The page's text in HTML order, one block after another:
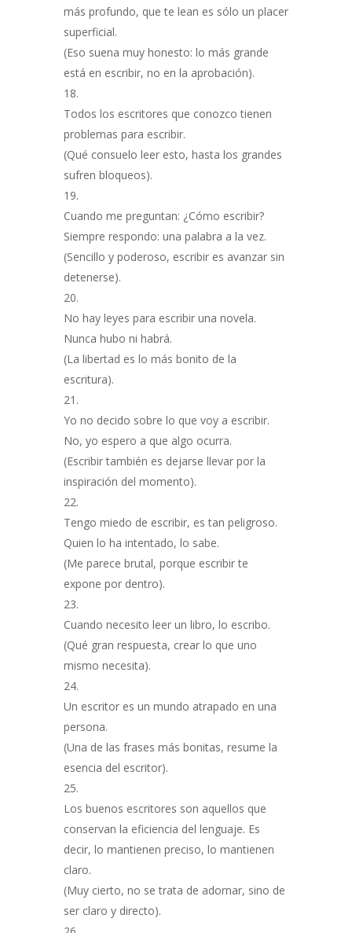
más profundo, que te lean es sólo un placer
superficial.
(Eso suena muy honesto: lo más grande
está en escribir, no en la aprobación).
Todos los escritores que conozco tienen
problemas para escribir.
(Qué consuelo leer esto, hasta los grandes
sufren bloqueos).
Cuando me preguntan: ¿Cómo escribir?
Siempre respondo: una palabra a la vez.
(Sencillo y poderoso, escribir es avanzar sin
detenerse).
No hay leyes para escribir una novela.
Nunca hubo ni habrá.
(La libertad es lo más bonito de la
escritura).
Yo no decido sobre lo que voy a escribir.
No, yo espero a que algo ocurra.
(Escribir también es dejarse llevar por la
inspiración del momento).
Tengo miedo de escribir, es tan peligroso.
Quien lo ha intentado, lo sabe.
(Me parece brutal, porque escribir te
expone por dentro).
Cuando necesito leer un libro, lo escribo.
(Qué gran respuesta, crear lo que uno
mismo necesita).
Un escritor es un mundo atrapado en una
persona.
(Una de las frases más bonitas, resume la
esencia del escritor).
Los buenos escritores son aquellos que
conservan la eficiencia del lenguaje. Es
decir, lo mantienen preciso, lo mantienen
claro.
(Muy cierto, no se trata de adornar, sino de
ser claro y directo).